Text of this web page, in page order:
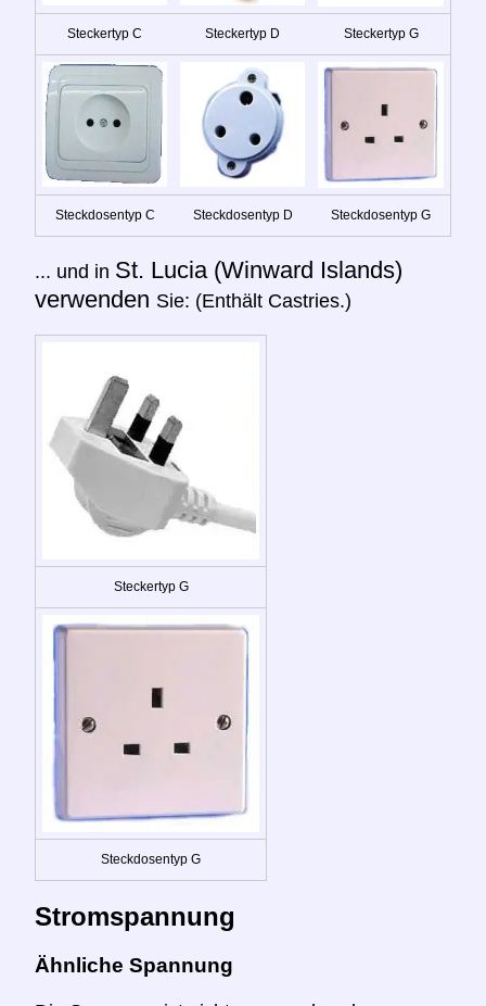
Steckertyp C Steckertyp D Steckertyp G
Steckdosentyp C Steckdosentyp D Steckdosentyp G
... und in St. Lucia (Winward Islands)
verwenden Sie: (Enthält Castries.)
Steckertyp G
Steckdosentyp G
Stromspannung
Ähnliche Spannung